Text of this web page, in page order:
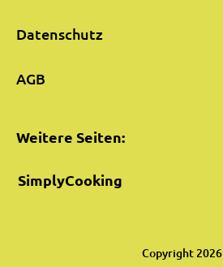
Datenschutz
AGB
Weitere Seiten:
SimplyCooking
Copyright 2026